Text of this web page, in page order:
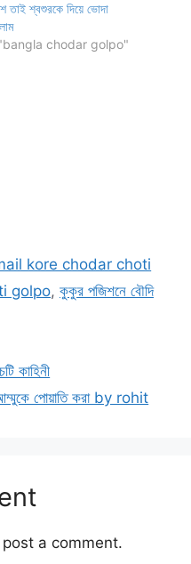
তাই শ্বশুরকে দিয়ে ভোদা
chodar golpo"
kore chodar choti
golpo, কুকুর পজিশনে বৌদি
কাহিনী
পোয়াতি করা by rohit
a comment.